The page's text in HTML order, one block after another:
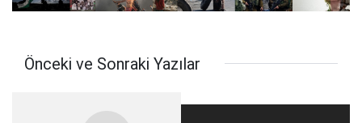
Önceki ve Sonraki Yazılar